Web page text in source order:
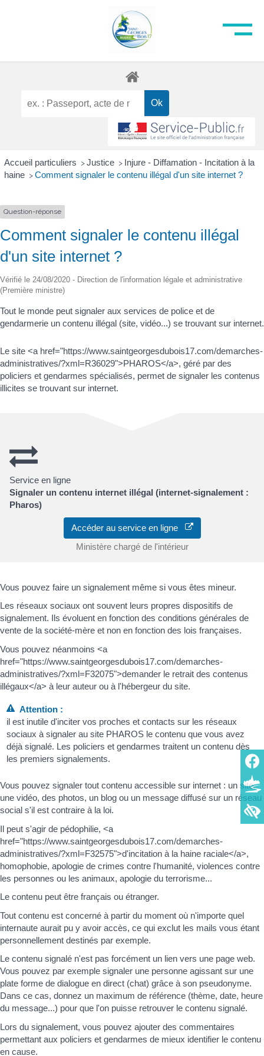
Accueil particuliers > Justice > Injure - Diffamation - Incitation à la
haine > Comment signaler le contenu illégal d'un site internet ?
Question-réponse
Comment signaler le contenu illégal
d'un site internet ?
Vérifié le 24/08/2020 - Direction de l'information légale et administrative
(Première ministre)
Tout le monde peut signaler aux services de police et de
gendarmerie un contenu illégal (site, vidéo...) se trouvant sur internet.
Le site <a href="https://www.saintgeorgesdubois17.com/demarches-
administratives/?xml=R36029">PHAROS</a>, géré par des
policiers et gendarmes spécialisés, permet de signaler les contenus
illicites se trouvant sur internet.
Service en ligne
Signaler un contenu internet illégal (internet-signalement :
Pharos)
Accéder au service en ligne
Ministère chargé de l'intérieur
Vous pouvez faire un signalement même si vous êtes mineur.
Les réseaux sociaux ont souvent leurs propres dispositifs de
signalement. Ils évoluent en fonction des conditions générales de
vente de la société-mère et non en fonction des lois françaises.
Vous pouvez néanmoins <a
href="https://www.saintgeorgesdubois17.com/demarches-
administratives/?xml=F32075">demander le retrait des contenus
illégaux</a> à leur auteur ou à l'hébergeur du site.
Attention :
il est inutile d'inciter vos proches et contacts sur les réseaux
sociaux à signaler au site PHAROS le contenu que vous avez
déjà signalé. Les policiers et gendarmes traitent un contenu dès
les premiers signalements.
Vous pouvez signaler tout contenu accessible sur internet : un site,
une vidéo, des photos, un blog ou un message diffusé sur un réseau
social s'il est contraire à la loi.
Il peut s'agir de pédophilie, <a
href="https://www.saintgeorgesdubois17.com/demarches-
administratives/?xml=F32575">d'incitation à la haine raciale</a>,
homophobie, apologie de crimes contre l'humanité, violences contre
les personnes ou les animaux, apologie du terrorisme...
Le contenu peut être français ou étranger.
Tout contenu est concerné à partir du moment où n'importe quel
internaute aurait pu y avoir accès, ce qui exclut les mails vous étant
personnellement destinés par exemple.
Le contenu signalé n'est pas forcément un lien vers une page web.
Vous pouvez par exemple signaler une personne agissant sur une
plate forme de dialogue en direct (chat) grâce à son pseudonyme.
Dans ce cas, donnez un maximum de référence (thème, date, heure
du message...) pour que l'on puisse retrouver le contenu signalé.
Lors du signalement, vous pouvez ajouter des commentaires
permettant aux policiers et gendarmes de mieux identifier le contenu
en cause.